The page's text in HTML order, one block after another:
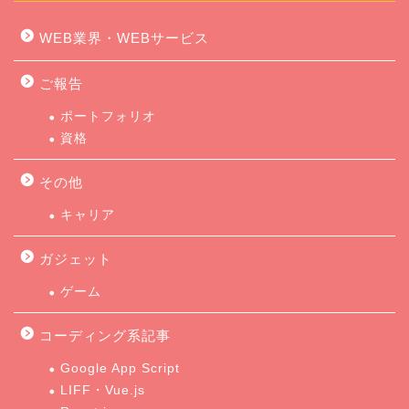
WEB業界・WEBサービス
ご報告
ポートフォリオ
資格
その他
キャリア
ガジェット
ゲーム
コーディング系記事
Google App Script
LIFF・Vue.js